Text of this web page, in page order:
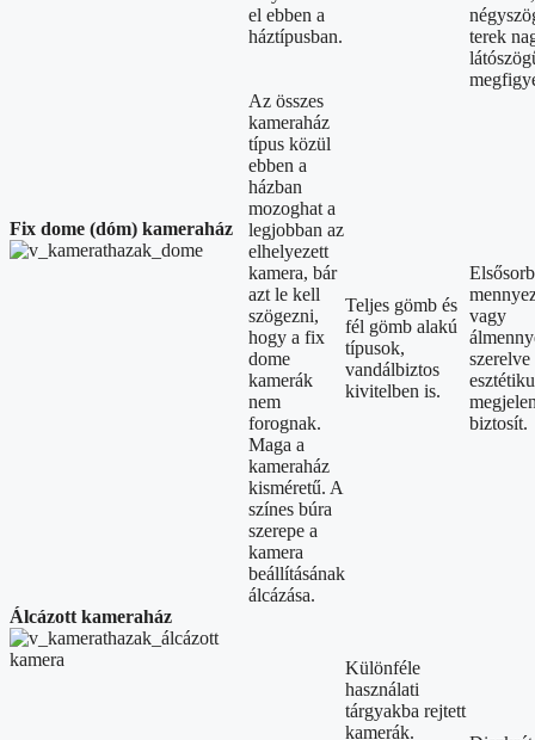
el ebben a
háztípusban.
terek
Fix dome (dóm) kameraház
Az összes
kameraház
típus közül
ebben a
házban
mozoghat a
legjobban az
elhelyezett
kamera, bár
azt le kell
szögezni,
hogy a fix
dome
kamerák
nem
forognak.
Maga a
kameraház
kisméretű. A
színes búra
szerepe a
kamera
beállításának
álcázása.
Teljes gömb és
fél gömb alakú
típusok,
vandálbiztos
kivitelben is.
vagy
szerelve
biztosít.
Álcázott kameraház
Különféle
használati
tárgyakba rejtett
kamerák.